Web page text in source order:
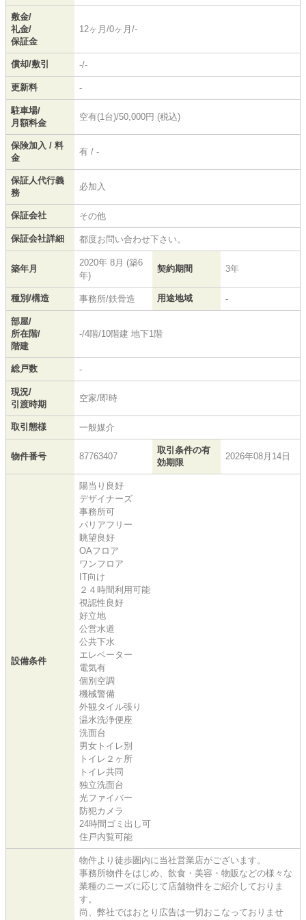
敷金/
礼金/
保証金
12ヶ月/0ヶ月/-
償却/敷引 -/-
更新料 -
駐車場/
月額料金
空有(1台)/50,000円 (税込)
保険加入 / 料
金
有 / -
保証人代行義
務
必加入
保証会社 その他
保証会社詳細 都度お問い合わせ下さい。
築年月
2020年 8月 (築6
年)
契約期間 3年
種別/構造 事務所/鉄骨造 用途地域 -
部屋/
所在階/
階建
-/4階/10階建 地下1階
総戸数 -
現況/
引渡時期
空家/即時
取引態様 一般媒介
物件番号 87763407
取引条件の有
効期限
2026年08月14日
設備条件
陽当り良好
デザイナーズ
事務所可
バリアフリー
眺望良好
OAフロア
ワンフロア
IT向け
２４時間利用可能
視認性良好
好立地
公営水道
公共下水
エレベーター
電気有
個別空調
機械警備
外観タイル張り
温水洗浄便座
洗面台
男女トイレ別
トイレ２ヶ所
トイレ共同
独立洗面台
光ファイバー
防犯カメラ
24時間ゴミ出し可
住戸内覧可能
物件より徒歩圏内に当社営業店がございます。
事務所物件をはじめ、飲食・美容・物販などの様々な
業種のニーズに応じて店舗物件をご紹介しておりま
す。
尚、弊社ではおとり広告は一切おこなっておりませ